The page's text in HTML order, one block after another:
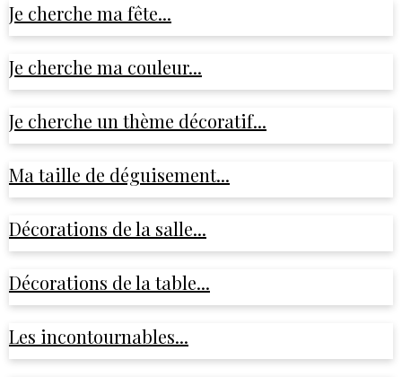
Je cherche ma fête...
Je cherche ma couleur...
Je cherche un thème décoratif...
Ma taille de déguisement...
Décorations de la salle...
Décorations de la table...
Les incontournables...